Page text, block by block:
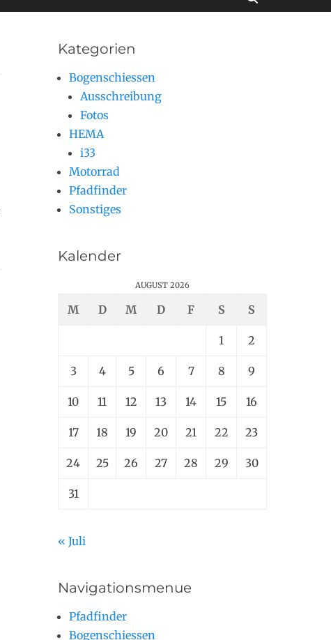
Kategorien
Bogenschiessen
Ausschreibung
Fotos
HEMA
i33
Motorrad
Pfadfinder
Sonstiges
Kalender
AUGUST 2026
M D M D F S S
1 2
3 4 5 6 7 8 9
10 11 12 13 14 15 16
17 18 19 20 21 22 23
24 25 26 27 28 29 30
31
« Juli
Navigationsmenue
Pfadfinder
Bogenschiessen